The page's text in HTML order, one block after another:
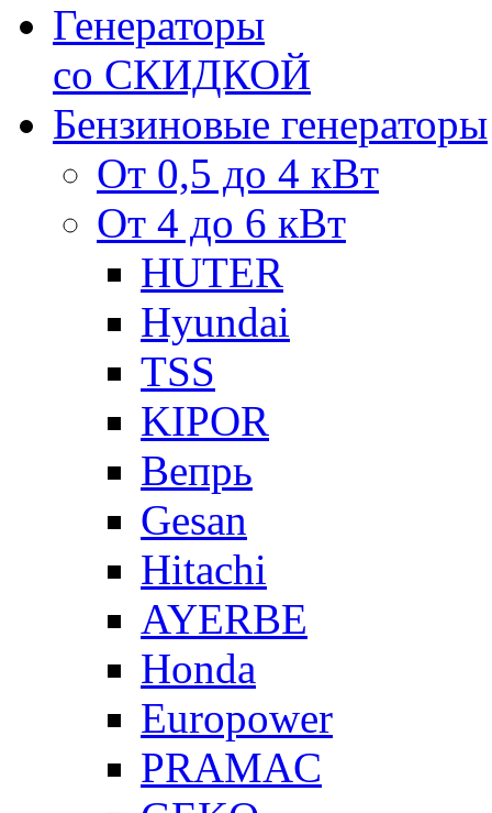
Генераторы
со СКИДКОЙ
Бензиновые генераторы
От 0,5 до 4 кВт
От 4 до 6 кВт
HUTER
Hyundai
TSS
KIPOR
Вепрь
Gesan
Hitachi
AYERBE
Honda
Europower
PRAMAC